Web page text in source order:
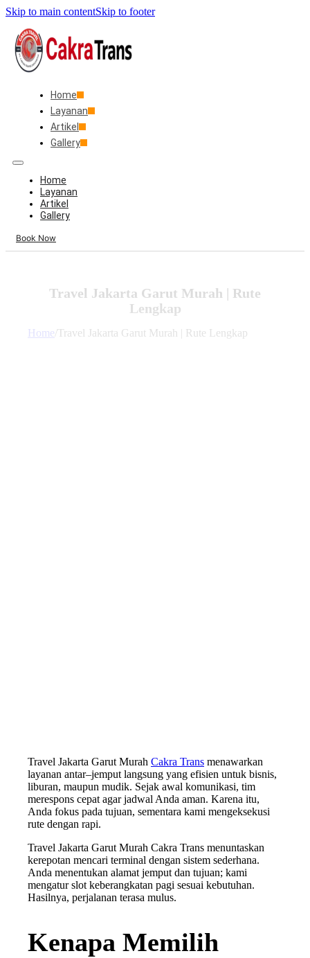
Skip to main contentSkip to footer
Home
Layanan
Artikel
Gallery
Home
Layanan
Artikel
Gallery
Book Now
Travel Jakarta Garut Murah | Rute
Lengkap
Home Travel Jakarta Garut Murah | Rute Lengkap
Travel Jakarta Garut Murah Cakra Trans menawarkan
layanan antar–jemput langsung yang efisien untuk bisnis,
liburan, maupun mudik. Sejak awal komunikasi, tim
merespons cepat agar jadwal Anda aman. Karena itu,
Anda fokus pada tujuan, sementara kami mengeksekusi
rute dengan rapi.
Travel Jakarta Garut Murah Cakra Trans menuntaskan
kerepotan mencari terminal dengan sistem sederhana.
Anda menentukan alamat jemput dan tujuan; kami
mengatur slot keberangkatan pagi sesuai kebutuhan.
Hasilnya, perjalanan terasa mulus.
Kenapa Memilih